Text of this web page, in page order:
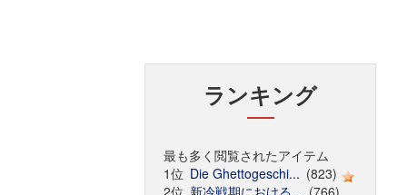
ランキング
最も多く閲覧されたアイテム
1位 Die Ghettogeschi... (823)
2位 新冷戦期における... (766)